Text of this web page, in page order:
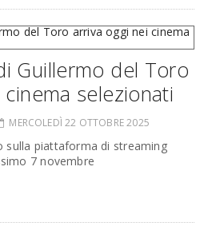
Guillermo del Toro
selezionati
MERCOLEDÌ 22 OTTOBRE 2025
sulla piattaforma di streaming
7 novembre